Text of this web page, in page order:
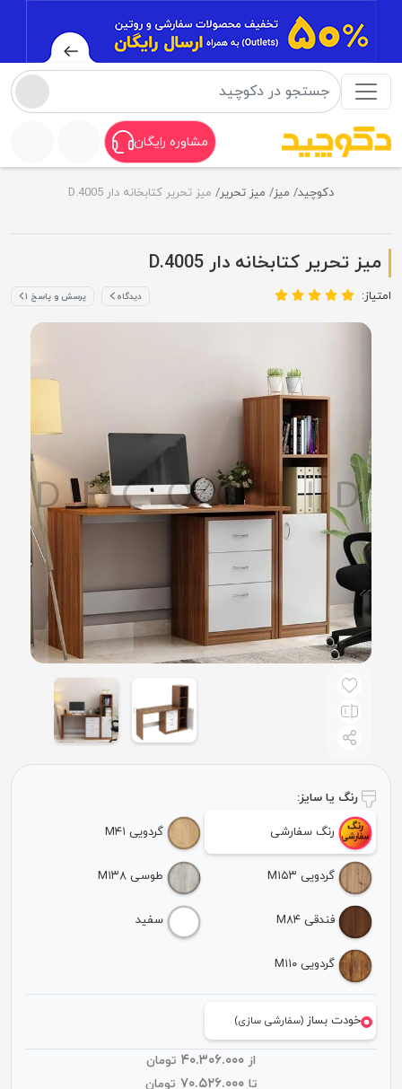
مشاوره رایگان
دکوچید میز میز تحریر میز تحریر کتابخانه دار D.4005
میز تحریر کتابخانه دار D.4005
امتیاز: دیدگاه پرسش و پاسخ ۱
رنگ یا سایز:
رنگ سفارشی گردویی M۴۱
گردویی M۱۵۳ طوسی M۱۳۸
فندقی M۸۴ سفید
گردویی M۱۱۰
خودت بساز(سفارشی سازی)
از
تومان
تا ۷۰.۵۲۶.۰۰۰ تومان